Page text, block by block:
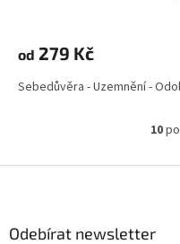
od 279 Kč
Sebedůvěra - Uzemnění -
10
Odebírat newsletter